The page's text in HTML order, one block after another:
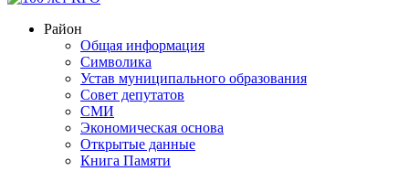
Район
Общая информация
Символика
Устав муниципального образования
Совет депутатов
СМИ
Экономическая основа
Открытые данные
Книга Памяти